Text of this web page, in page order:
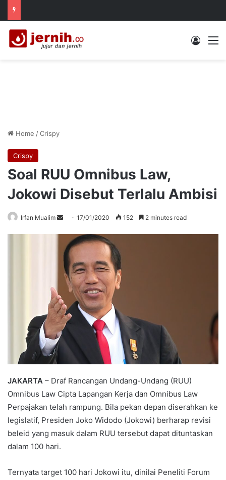
Log In
Home /Crispy
Crispy
Soal RUU Omnibus Law,
Jokowi Disebut Terlalu Ambisi
Irfan Mualim
Send
email
17/01/2020 152 2 minutes read
JAKARTA – Draf Rancangan Undang-Undang (RUU)
Omnibus Law Cipta Lapangan Kerja dan Omnibus Law
Perpajakan telah rampung. Bila pekan depan diserahkan ke
legislatif, Presiden Joko Widodo (Jokowi) berharap revisi
beleid yang masuk dalam RUU tersebut dapat dituntaskan
dalam 100 hari.
Ternyata target 100 hari Jokowi itu, dinilai Peneliti Forum